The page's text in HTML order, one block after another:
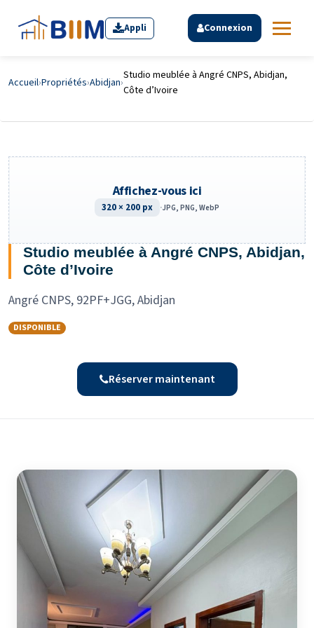
Appli Connexion
Accueil›Propriétés›Abidjan›
Studio meublée à Angré CNPS, Abidjan,
Côte d’Ivoire
Studio meublée à Angré CNPS, Abidjan,
Côte d’Ivoire
Angré CNPS, 92PF+JGG, Abidjan
DISPONIBLE
Réserver maintenant
Affichez-vous ici
320 × 200 px ·JPG, PNG, WebP